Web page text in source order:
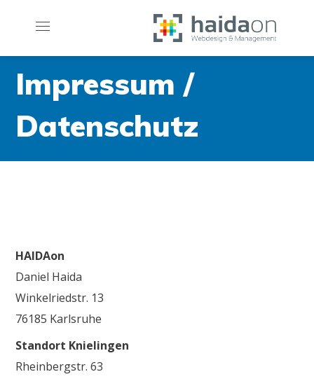
Impressum /
Datenschutz
HAIDAon
Daniel Haida
Winkelriedstr. 13
76185 Karlsruhe
Standort Knielingen
Rheinbergstr. 63